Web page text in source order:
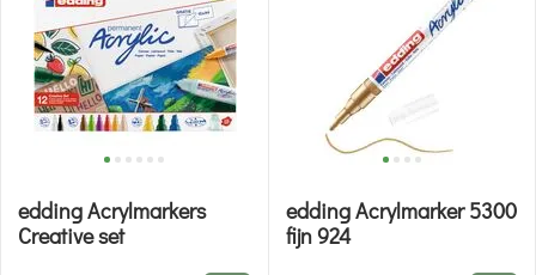
edding Acrylmarkers
Creative set
edding Acrylmarker 5300
fijn 924